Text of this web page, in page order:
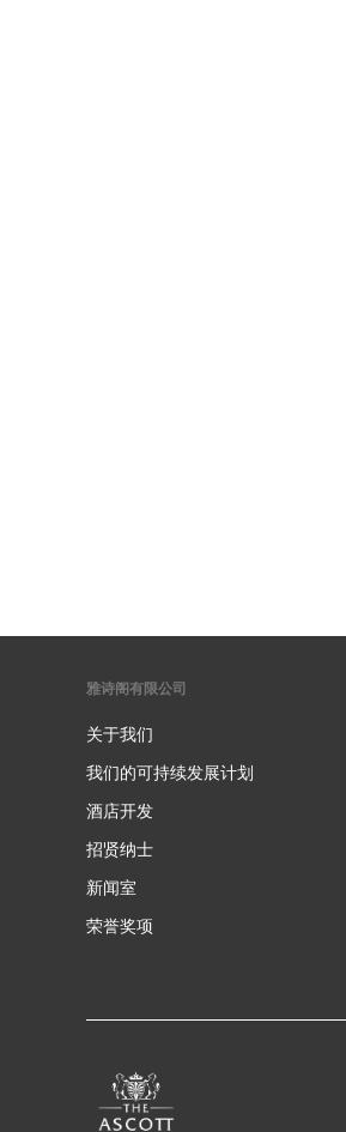
雅诗阁有限公司
关于我们
我们的可持续发展计划
酒店开发
招贤纳士
新闻室
荣誉奖项